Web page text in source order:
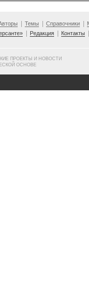
Темы Справочники
Редакция Контакты
ПРОЕКТЫ И НОВОСТИ
ОСНОВЕ